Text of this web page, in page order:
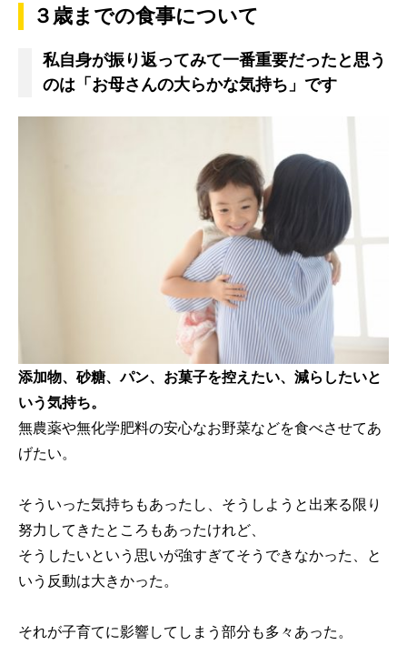
３歳までの食事について
私自身が振り返ってみて一番重要だったと思う
のは「お母さんの大らかな気持ち」です
添加物、砂糖、パン、お菓子を控えたい、減らしたいと
いう気持ち。
無農薬や無化学肥料の安心なお野菜などを食べさせてあ
げたい。
そういった気持ちもあったし、そうしようと出来る限り
努力してきたところもあったけれど、
そうしたいという思いが強すぎてそうできなかった、と
いう反動は大きかった。
それが子育てに影響してしまう部分も多々あった。